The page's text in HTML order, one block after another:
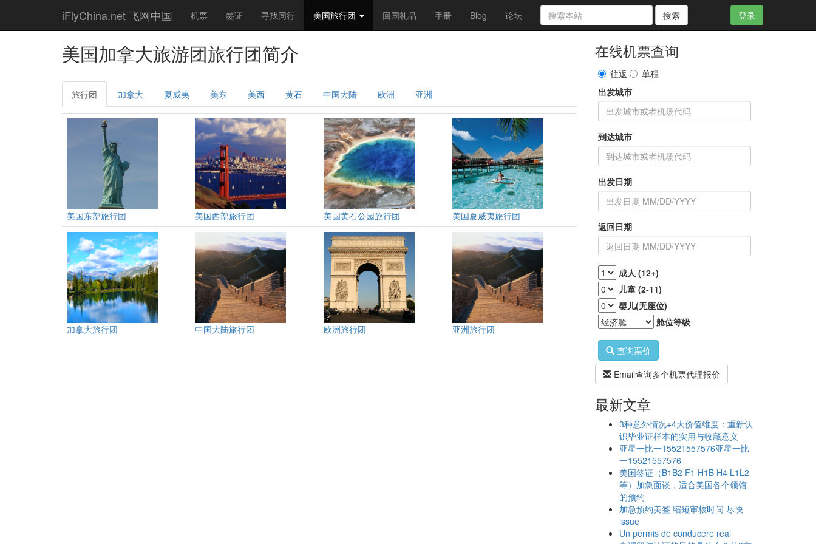
main
iFlyChina.net 飞网中国 机票 签证 寻找同行 美国旅行团 回国礼品 手册 Blog 论坛 搜索 登录
美国加拿大旅游团旅行团简介
Primary
tabs
旅行团 (active
tab)
加拿大 夏威夷 美东 美西 黄石 中国大陆 欧洲 亚洲
美国东部旅行团 美国西部旅行团 美国黄石公园旅行团 美国夏威夷旅行团
加拿大旅行团 中国大陆旅行团 欧洲旅行团 亚洲旅行团
在线机票查询
往返
单程
出发城市
到达城市
出发日期
返回日期
成人 (12+)
儿童 (2-11)
婴儿(无座位)
舱位等级
查询票价
Email查询多个机票代理报价
最新文章
3种意外情况+4大价值维度：重新认
识毕业证样本的实用与收藏意义
亚星一比一15521557576亚星一比
一15521557576
美国签证（B1B2 F1 H1B H4 L1L2
等）加急面谈，适合美国各个领馆
的预约
加急预约美签 缩短审核时间 尽快
issue
Un permis de conducere real